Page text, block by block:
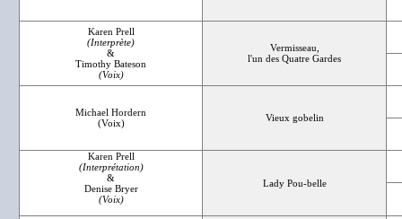
Karen Prell
(Interprète)
&
Timothy Bateson
(Voix)
Vermisseau,
l'un des Quatre Gardes
Michael Hordern
(Voix)
Vieux gobelin
Karen Prell
(Interprétation)
&
Denise Bryer
(Voix)
Lady Pou-belle